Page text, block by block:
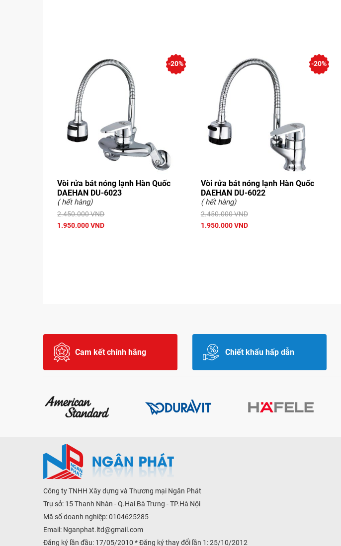
Vòi rửa bát nóng lạnh Hàn Quốc
DAEHAN DU-6023
( hết hàng)
2.450.000 VND
1.950.000 VND
-20%
Vòi rửa bát nóng lạnh Hàn Quốc
DAEHAN DU-6022
( hết hàng)
2.450.000 VND
1.950.000 VND
-20%
Cam kết chính hãng Chiết khấu hấp dẫn
Công ty TNHH Xây dựng và Thương mại Ngân Phát
Trụ sở: 15 Thanh Nhàn - Q.Hai Bà Trưng - TP.Hà Nội
Mã số doanh nghiệp: 0104625285
Email: Nganphat.ltd@gmail.com
Đăng ký lần đầu: 17/05/2010 * Đăng ký thay đổi lần 1: 25/10/2012